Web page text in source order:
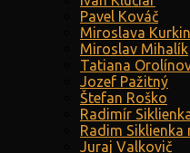
Pavel Kováč
Miroslava
Miroslav Mihalík
Tatiana
Jozef Pažitný
Štefan Roško
Radimír
Radim Siklienka
Juraj Valkovič